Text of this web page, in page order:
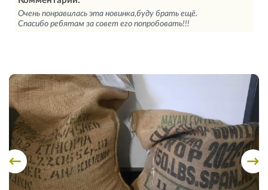
Очень понравилась эта новинка,буду брать ещё.
Спасибо ребятам за совет его попробовать!!!